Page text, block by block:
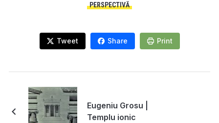
PERSPECTIVĂ
Tweet Share Print
Eugeniu Grosu |
Templu ionic